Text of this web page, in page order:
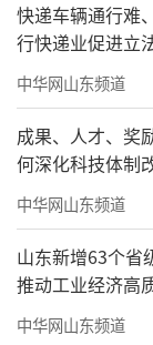
快递车辆通行难
行快递业促进立
中华网山东频道
成果、人才、奖
何深化科技体制
中华网山东频道
山东新增63个省
推动工业经济高
中华网山东频道